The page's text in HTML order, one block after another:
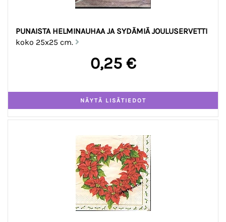
PUNAISTA HELMINAUHAA JA SYDÄMIÄ JOULUSERVETTI
koko 25x25 cm.
0,25 €